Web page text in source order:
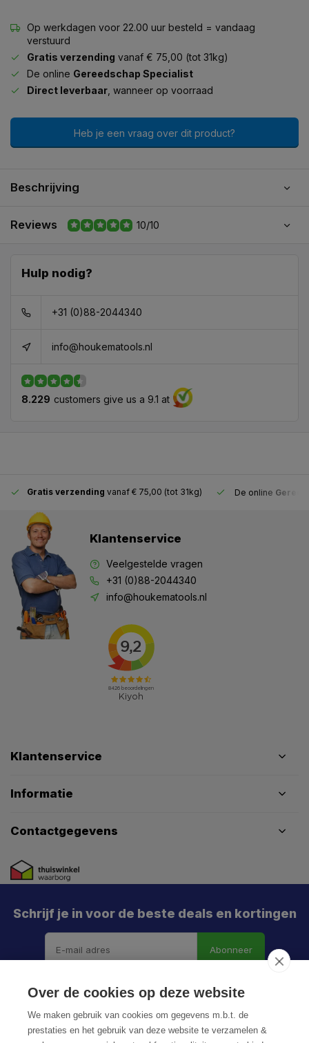
Op werkdagen voor 22.00 uur besteld = vandaag
verstuurd
Gratis verzending vanaf € 75,00 (tot 31kg)
De online Gereedschap Specialist
Direct leverbaar , wanneer op voorraad
Heb je een vraag over dit product?
Beschrijving
Reviews 10/10
Hulp nodig?
+31 (0)88-2044340
info@houkematools.nl
8.229 customers give us a 9.1 at
Gratis verzending vanaf € 75,00 (tot 31kg) De online
Klantenservice
Veelgestelde vragen
+31 (0)88-2044340
info@houkematools.nl
Klantenservice
Informatie
Contactgegevens
Schrijf je in voor de beste deals en kortingen
Abonneer
Over de cookies op deze website
We maken gebruik van cookies om gegevens m.b.t. de
prestaties en het gebruik van deze website te verzamelen &